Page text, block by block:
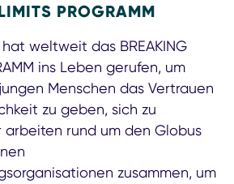
PROGRAMM
weltweit das BREAKING
ins Leben gerufen, um
Menschen das Vertrauen
zu geben, sich zu
arbeiten rund um den Globus
zusammen, um